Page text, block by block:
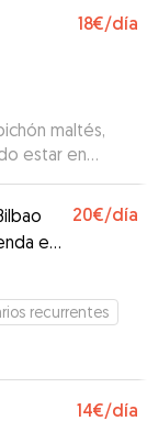
18€/día
maltés,
estar en
a ella y su
en
20€/día
recurrentes
14€/día